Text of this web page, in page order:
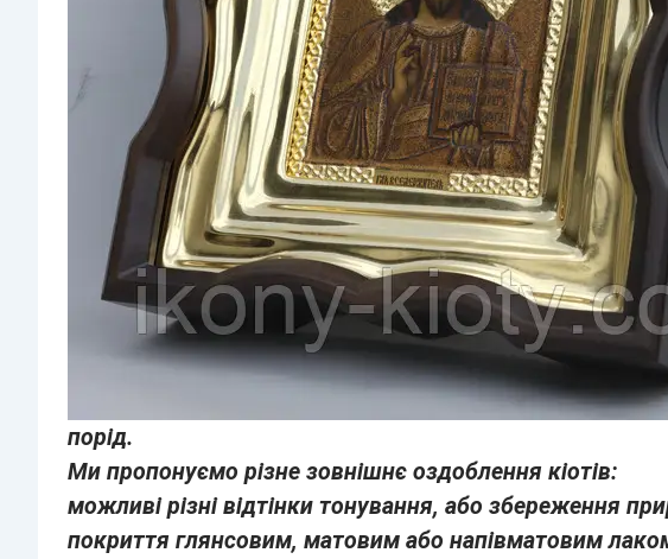
порід.
Ми пропонуємо різне зовнішнє оздоблення кіотів:
можливі різні відтінки тонування, або збереження
покриття глянсовим, матовим або напівматовим